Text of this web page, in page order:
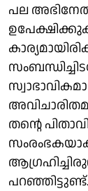
പല
തന്റെ
പറഞ്ഞിട്ടുണ്ട്.